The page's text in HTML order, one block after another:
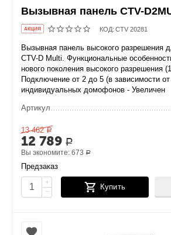
Вызывная панель CTV-
AКЦИЯ КОД: CTV 20281
Вызывная панель высокого разрешения
CTV-D Multi. Функциональные
нового поколения высокого разрешения
Подключение от 2 до 5 (в зависимости
индивидуальных домофонов - Увеличен
Артикул
13 462 Р
12 789 Р
Вы экономите:673 Р
Предзаказ
+
−
Купить